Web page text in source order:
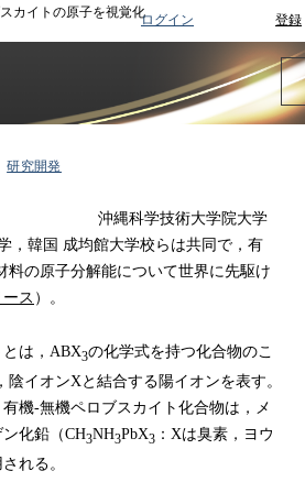
ログイン 登録
カイトの原子を視覚化
ブスカイトの原子
研究開発
沖縄科学技術大学院大学
，韓国 成均館大学校らは共同で，有
料の原子分解能について世界に先駆け
ス ）。
は，ABX3の化学式を持つ化合物のこ
陰イオンXと結合する陽イオンを表す。
機-無機ペロブスカイト化合物は，メ
化鉛（CH3NH3PbX3 ：Xは臭素，ヨウ
れる。